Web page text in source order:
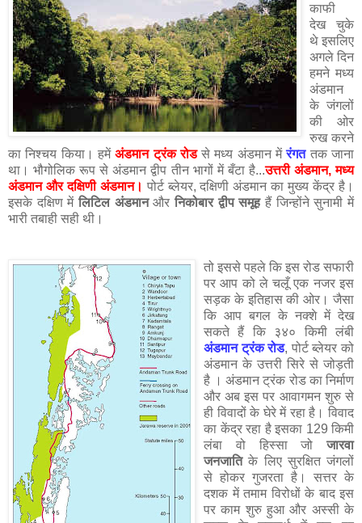
काफी
देख चुके
थे इसलिए
अगले दिन
हमने मध्य
अंडमान
के जंगलों
की ओर
रुख करने
का निश्चय किया। हमेंअंडमान ट्रंक रोडसे मध्य अंडमान मेंरंगततक जाना
था। भौगोलिक रूप से अंडमान द्वीप तीन भागों में बँटा है...उत्तरी अंडमान, मध्य
अंडमान और दक्षिणी अंडमान। पोर्ट ब्लेयर, दक्षिणी अंडमान का मुख्य केंद्र है।
इसके दक्षिण मेंलिटिल अंडमानऔरनिकोबार द्वीप समूहहैं जिन्होंने सुनामी में
भारी तबाही सही थी।
तो इससे पहले कि इस रोड सफारी
पर आप को ले चलूँ एक नजर इस
सड़क के इतिहास की ओर। जैसा
कि आप बगल के नक्शे में देख
सकते हैं कि ३४० किमी लंबी
अंडमान ट्रंक रोड, पोर्ट ब्लेयर को
अंडमान के उत्तरी सिरे से जोड़ती
है । अंडमान ट्रंक रोड का निर्माण
और अब इस पर आवागमन शुरु से
ही विवादों के घेरे में रहा है। विवाद
का केंद्र रहा है इसका 129 किमी
लंबा वो हिस्सा जोजारवा
जनजातिके लिए सुरक्षित जंगलों
से होकर गुजरता है। सत्तर के
दशक में तमाम विरोधों के बाद इस
पर काम शुरु हुआ और अस्सी के